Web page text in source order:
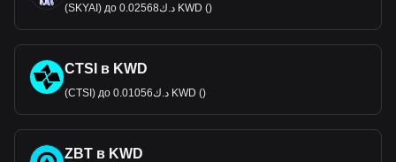
(SKYAI) до د.ك0.02568 KWD ()
CTSI в KWD
(CTSI) до د.ك0.01056 KWD ()
ZBT в KWD